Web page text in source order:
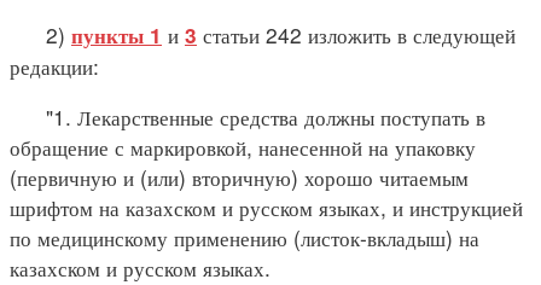
2) пункты 1 и 3 статьи 242 изложить в следующей
редакции:
"1. Лекарственные средства должны поступать в
обращение с маркировкой, нанесенной на упаковку
(первичную и (или) вторичную) хорошо читаемым
шрифтом на казахском и русском языках, и инструкцией
по медицинскому применению (листок-вкладыш) на
казахском и русском языках.